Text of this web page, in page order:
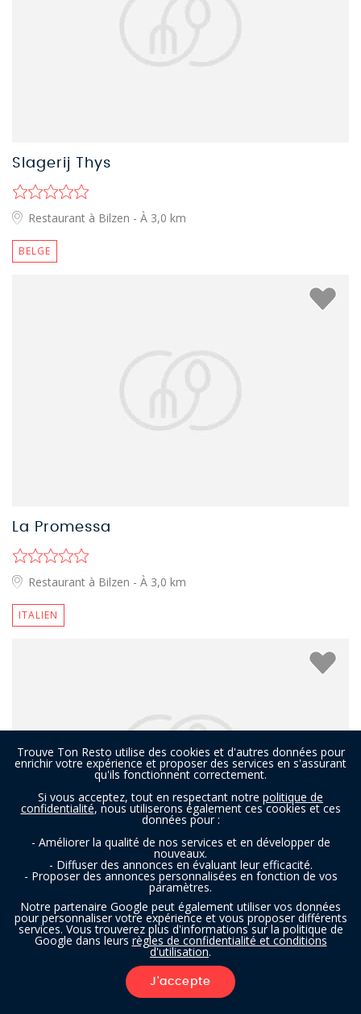
FILTRES
Slagerij Thys
Restaurant à Bilzen - À 3,0 km
BELGE
La Promessa
Restaurant à Bilzen - À 3,0 km
ITALIEN
Brasserie à Bilzen - À 3,0 km
Trouve Ton Resto utilise des cookies et d'autres données pour
enrichir votre expérience et proposer des services en s'assurant
qu'ils fonctionnent correctement.
Si vous acceptez, tout en respectant notre politique de
confidentialité, nous utiliserons également ces cookies et ces
données pour :
- Améliorer la qualité de nos services et en développer de
nouveaux.
- Diffuser des annonces en évaluant leur efficacité.
- Proposer des annonces personnalisées en fonction de vos
paramètres.
Notre partenaire Google peut également utiliser vos données
pour personnaliser votre expérience et vous proposer différents
services. Vous trouverez plus d'informations sur la politique de
Google dans leurs règles de confidentialité et conditions
d'utilisation.
J'accepte